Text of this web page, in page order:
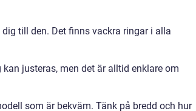
till den. Det finns vackra ringar i alla
justeras, men det är alltid enklare om
som är bekväm. Tänk på bredd och hur